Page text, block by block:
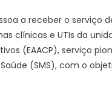
a receber o serviço
clínicas e UTIs da
(EAACP), serviço
(SMS), com o